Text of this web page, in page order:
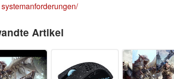
systemanforderungen/
Artikel